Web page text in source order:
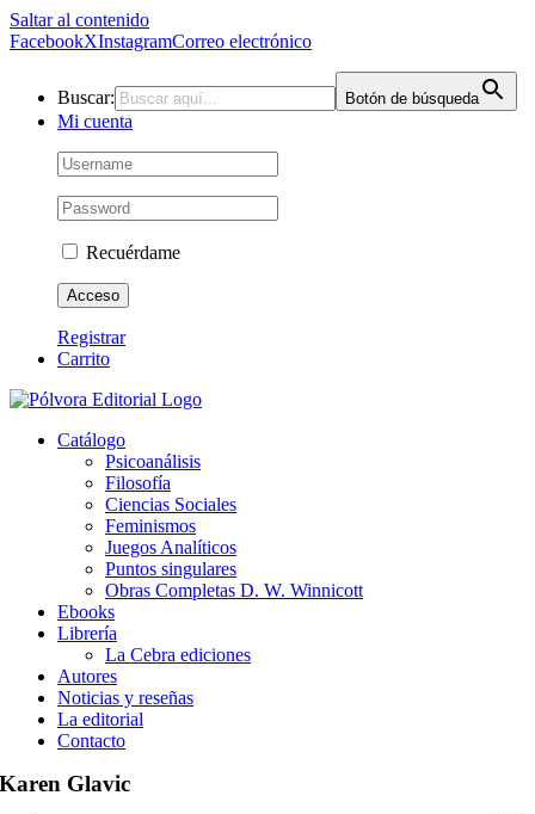
Saltar al contenido
FacebookXInstagramCorreo electrónico
Buscar: Botón de búsqueda
Mi cuenta
Recuérdame
Registrar
Carrito
Catálogo
Psicoanálisis
Filosofía
Ciencias Sociales
Feminismos
Juegos Analíticos
Puntos singulares
Obras Completas D. W. Winnicott
Ebooks
Librería
La Cebra ediciones
Autores
Noticias y reseñas
La editorial
Contacto
Karen Glavic